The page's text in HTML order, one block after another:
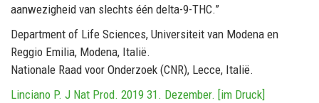
aanwezigheid van slechts één delta-9-THC.”
Department of Life Sciences, Universiteit van Modena en
Reggio Emilia, Modena, Italië.
Nationale Raad voor Onderzoek (CNR), Lecce, Italië.
Linciano P. J Nat Prod. 2019 31. Dezember. [im Druck]